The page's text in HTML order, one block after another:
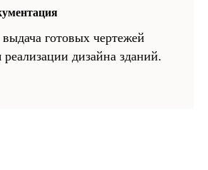
готовых чертежей
реализации дизайна зданий.